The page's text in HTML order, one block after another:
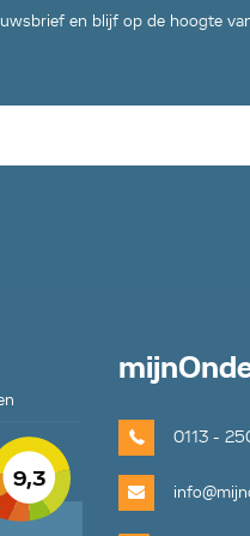
en blijf op de hoogte
9,3
mijn
0113 -